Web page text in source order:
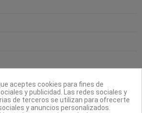
aceptes cookies para fines de
y publicidad. Las redes sociales y
de terceros se utilizan para ofrecerte
y anuncios personalizados.